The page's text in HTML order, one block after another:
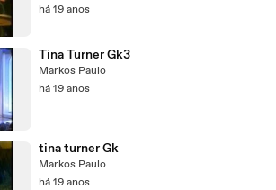
há 19 anos
Tina Turner Gk3
Markos Paulo
há 19 anos
tina turner Gk
Markos Paulo
há 19 anos